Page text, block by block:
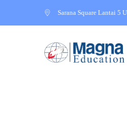
Sarana Square Lantai 5